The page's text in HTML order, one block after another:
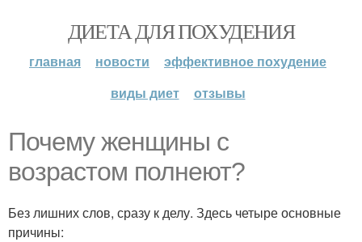
ДИЕТА ДЛЯ ПОХУДЕНИЯ
главная новости
эффективное похудение
виды диет
отзывы
Почему женщины с
возрастом полнеют?
Без лишних слов, сразу к делу. Здесь четыре основные
причины: